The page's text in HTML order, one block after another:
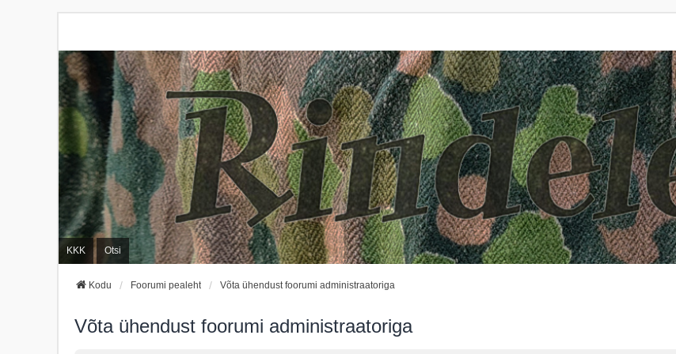
KKK Otsi
Kodu Foorumi pealeht Võta ühendust foorumi administraatoriga
Võta ühendust foorumi administraatoriga